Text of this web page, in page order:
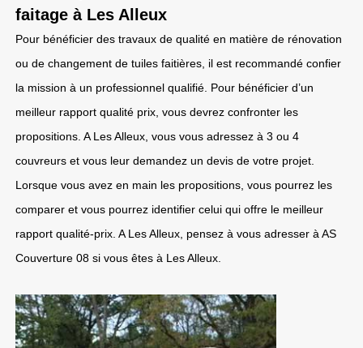
faitage à Les Alleux
Pour bénéficier des travaux de qualité en matière de rénovation
ou de changement de tuiles faitières, il est recommandé confier
la mission à un professionnel qualifié. Pour bénéficier d’un
meilleur rapport qualité prix, vous devrez confronter les
propositions. A Les Alleux, vous vous adressez à 3 ou 4
couvreurs et vous leur demandez un devis de votre projet.
Lorsque vous avez en main les propositions, vous pourrez les
comparer et vous pourrez identifier celui qui offre le meilleur
rapport qualité-prix. A Les Alleux, pensez à vous adresser à AS
Couverture 08 si vous êtes à Les Alleux.